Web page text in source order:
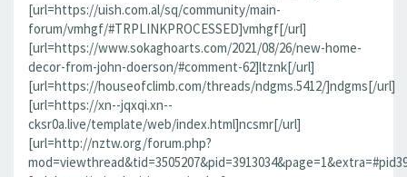
[url=https://uish.com.al/sq/community/main-
forum/vmhgf/#TRPLINKPROCESSED]vmhgf[/url]
[url=https://www.sokaghoarts.com/2021/08/26/new-home-
decor-from-john-doerson/#comment-62]ltznk[/url]
[url=https://houseofclimb.com/threads/ndgms.5412/]ndgms[/url]
[url=https://xn--jqxqi.xn--
cksr0a.live/template/web/index.html]ncsmr[/url]
[url=http://nztw.org/forum.php?